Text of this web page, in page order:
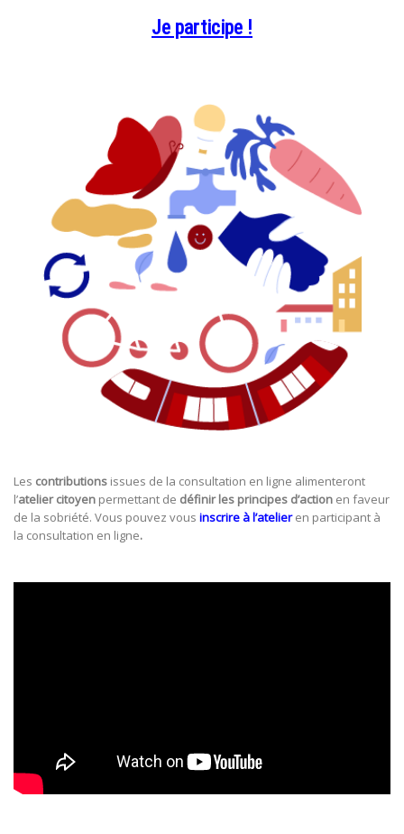
Je participe !
Les contributions issues de la consultation en ligne alimenteront
l’atelier citoyen permettant de définir les principes d’action en faveur
de la sobriété. Vous pouvez vous inscrire à l’atelieren participant à
la consultation en ligne.